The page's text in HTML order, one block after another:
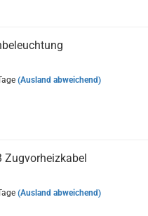
(Ausland abweichend)
Zugvorheizkabel
(Ausland abweichend)